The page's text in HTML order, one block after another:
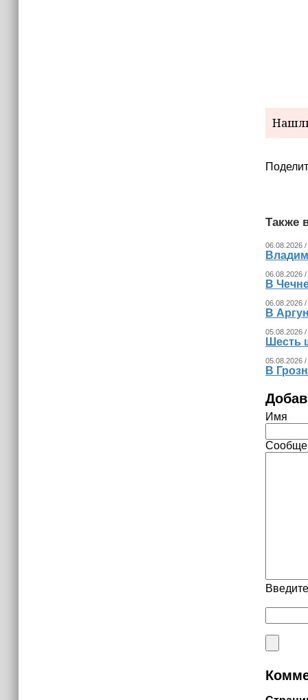
Также
06.08.2026
06.08.2026
В
06.08.2026 /
В
05.08.2026 /
Шесть
05.08.2026
В
Имя